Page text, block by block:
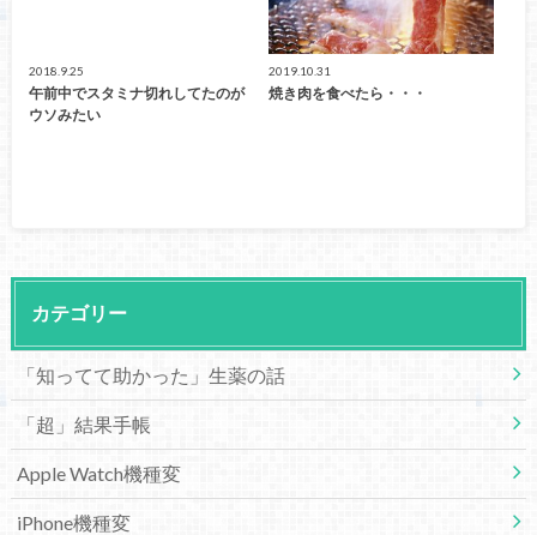
2018.9.25
午前中でスタミナ切れしてたのが
ウソみたい
2019.10.31
焼き肉を食べたら・・・
カテゴリー
「知ってて助かった」生薬の話
「超」結果手帳
Apple Watch機種変
iPhone機種変